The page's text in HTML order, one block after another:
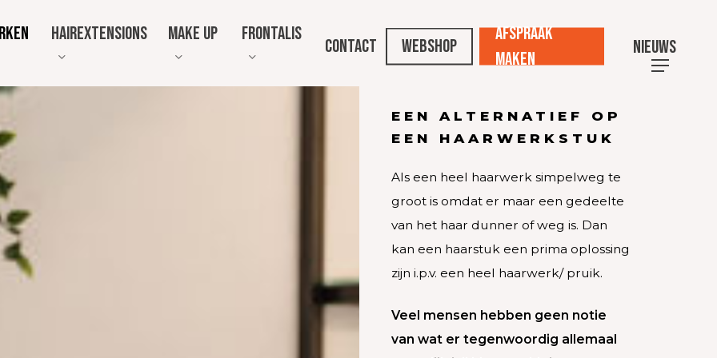
analyse
en haarwerken
van echt haar
haar
Herenpruiken
Hairextensions Make up Frontalis
Frontale Fibroserende
Wat is Frontale Fibroserende
Een oplossing voor Frontale
Fibroserende Alopecia
Contact Webshop
Afspraak
maken
Nieuws
EEN ALTERNATIEF OP
EEN HAARWERKSTUK
Als een heel haarwerk simpelweg te
groot is omdat er maar een gedeelte
van het haar dunner of weg is. Dan
kan een haarstuk een prima oplossing
zijn i.p.v. een heel haarwerk/ pruik.
Veel mensen hebben geen notie
van wat er tegenwoordig allemaal